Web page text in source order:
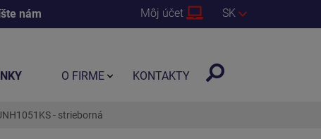
nám Môj účet SK
- strieborná
O FIRME KONTAKTY